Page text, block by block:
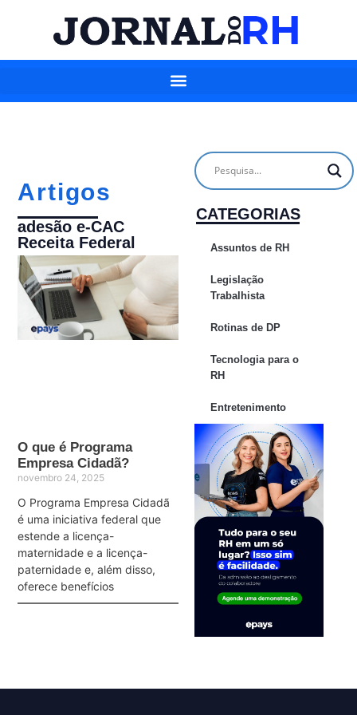
Artigos
adesão e-CAC
Receita Federal
O que é Programa
Empresa Cidadã?
novembro 24, 2025
O Programa Empresa Cidadã
é uma iniciativa federal que
estende a licença-
maternidade e a licença-
paternidade e, além disso,
oferece benefícios
CATEGORIAS
Assuntos de RH
Legislação
Trabalhista
Rotinas de DP
Tecnologia para o
RH
Entretenimento